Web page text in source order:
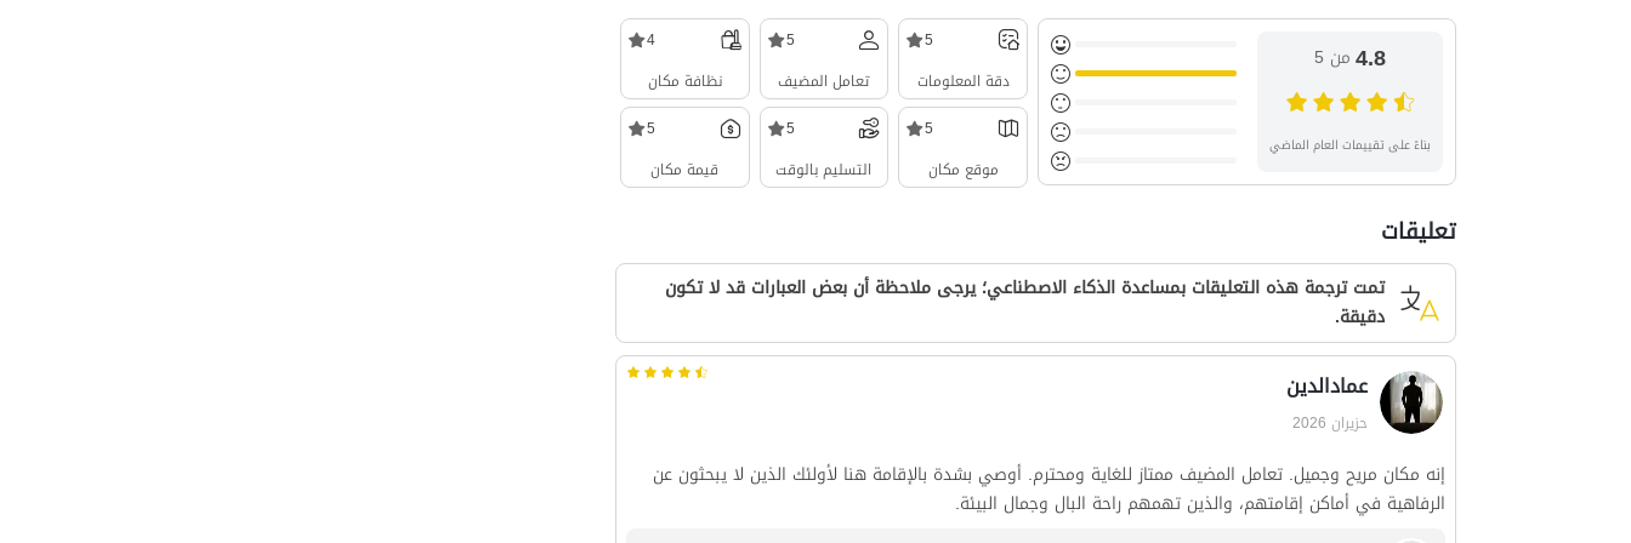
4.8من 5
بناءً على تقييمات العام الماضي
5
دقة المعلومات
5
تعامل المضيف
4
نظافة مكان
5
موقع مكان
5
التسليم بالوقت
5
قيمة مكان
تعليقات
تمت ترجمة هذه التعليقات بمساعدة الذكاء الاصطناعي؛ يرجى ملاحظة أن بعض العبارات قد لا تكون
دقيقة.
عمادالدین
حزيران 2026
إنه مكان مريح وجميل. تعامل المضيف ممتاز للغاية ومحترم. أوصي بشدة بالإقامة هنا لأولئك الذين لا يبحثون عن
الرفاهية في أماكن إقامتهم، والذين تهمهم راحة البال وجمال البيئة.